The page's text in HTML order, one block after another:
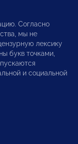
Согласно
мы не
лексику
букв точками,
и социальной